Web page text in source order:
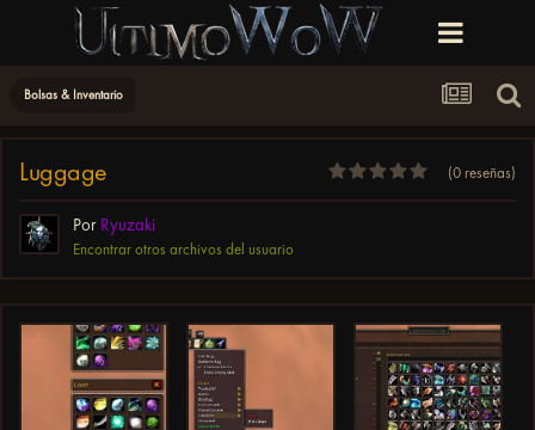
Bolsas & Inventario
Luggage (0 reseñas)
Por Ryuzaki
Encontrar otros archivos del usuario